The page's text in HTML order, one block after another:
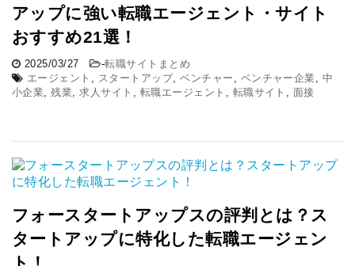
アップに強い転職エージェント・サイト
おすすめ21選！
2025/03/27 -転職サイトまとめ
エージェント , スタートアップ,ベンチャー , ベンチャー企業 , 中
小企業,残業,求人サイト , 転職エージェント , 転職サイト , 面接
フォースタートアップスの評判とは？ス
タートアップに特化した転職エージェン